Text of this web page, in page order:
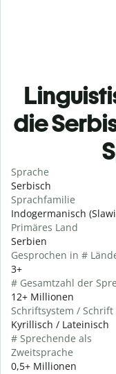
die
Sprache
Serbisch
Sprachfamilie
Indogermanisch
Primäres Land
Serbien
Gesprochen in #
3+
# Gesamtzahl der
12+ Millionen
Schriftsystem / Schrift
Kyrillisch / Lateinisch
# Sprechende als
Zweitsprache
0,5+ Millionen